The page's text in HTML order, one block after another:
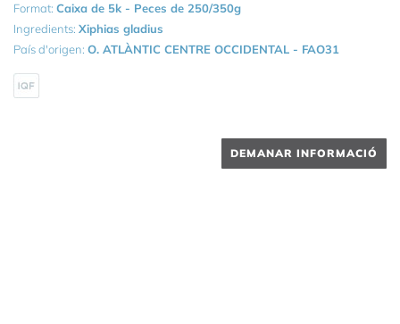
Format: Caixa de 5k - Peces de 250/350g
Ingredients: Xiphias gladius
País d'origen: O. ATLÀNTIC CENTRE OCCIDENTAL - FAO31
DEMANAR INFORMACIÓ